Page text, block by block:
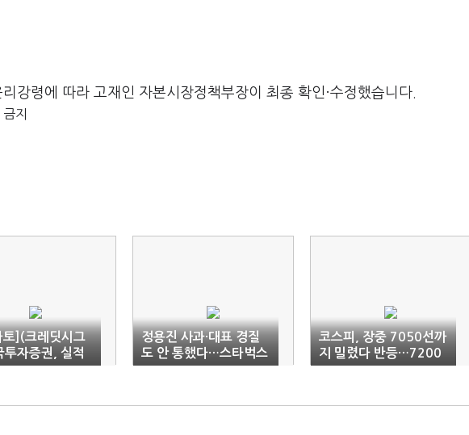
강령에 따라 고재인 자본시장정책부장이 최종 확인·수정했습니다.
지
토](크레딧시그
투자증권, 실적
PF 부담
정용진 사과·대표 경질
도 안 통했다…스타벅스
논란에 이마트 2거래일
코스피, 장중 7050선까
지 밀렸다 반등…7200
선 턱걸이 마감